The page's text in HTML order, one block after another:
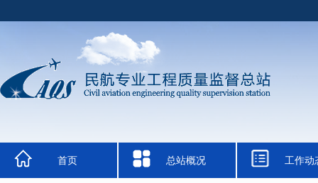
首页 总站概况 工作动